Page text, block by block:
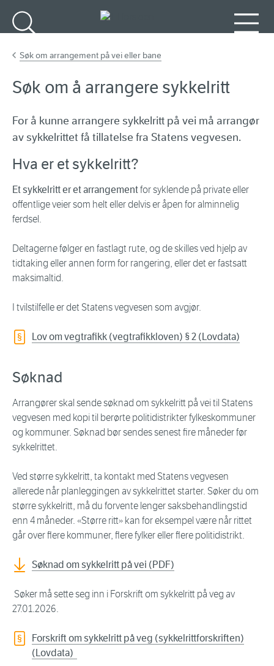
Søk om arrangement på vei eller bane
Søk om å arrangere sykkelritt
For å kunne arrangere sykkelritt på vei må arrangør
av sykkelrittet få tillatelse fra Statens vegvesen.
Hva er et sykkelritt?
Et sykkelritt er et arrangementfor syklende på private eller
offentlige veier som helt eller delvis er åpen for alminnelig
ferdsel.
Deltagerne følger en fastlagt rute, og de skilles ved hjelp av
tidtaking eller annen form for rangering, eller det er fastsatt
maksimaltid.
I tvilstilfelle er det Statens vegvesen som avgjør.
Lov om vegtrafikk (vegtrafikkloven) § 2 (Lovdata)
Søknad
Arrangører skal sende søknad om sykkelritt på vei til Statens
vegvesen med kopi til berørte politidistrikter fylkeskommuner
og kommuner. Søknad bør sendes senest fire måneder før
sykkelrittet.
Ved større sykkelritt, ta kontakt med Statens vegvesen
allerede når planleggingen av sykkelrittet starter. Søker du om
større sykkelritt, må du forvente lenger saksbehandlingstid
enn 4 måneder. «Større ritt» kan for eksempel være når rittet
går over flere kommuner, flere fylker eller flere politidistrikt.
Søknad om sykkelritt på vei (PDF)
Søker må sette seg inn i Forskrift om sykkelritt på veg av
27.01.2026.
Forskrift om sykkelritt på veg (sykkelrittforskriften)
(Lovdata)